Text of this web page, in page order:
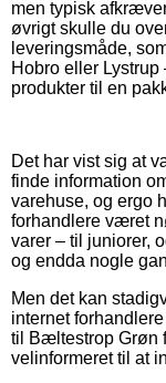
men typisk
øvrigt skulle du
leveringsmåde,
Hobro eller
produkter til en
Det har vist sig at
finde information
varehuse, og ergo
forhandlere været
varer – til juniorer,
og endda nogle
Men det kan
internet
til Bæltestrop Grøn
velinformeret til at